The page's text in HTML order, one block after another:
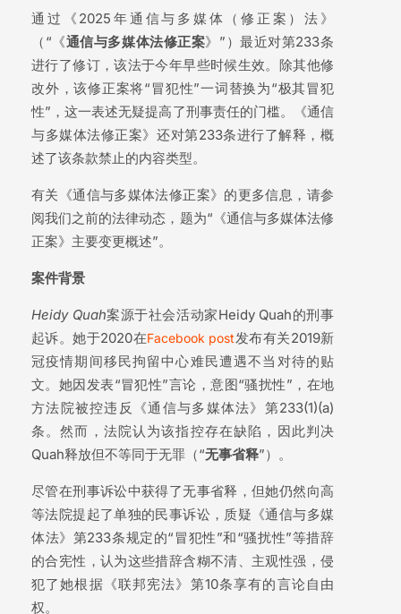
通过《2025年通信与多媒体（修正案）法》
（“《通信与多媒体法修正案》”）最近对第233条
进行了修订，该法于今年早些时候生效。除其他修
改外，该修正案将“冒犯性”一词替换为“极其冒犯
性”，这一表述无疑提高了刑事责任的门槛。《通信
与多媒体法修正案》还对第233条进行了解释，概
述了该条款禁止的内容类型。
有关《通信与多媒体法修正案》的更多信息，请参
阅我们之前的法律动态，题为“《通信与多媒体法修
正案》主要变更概述”。
案件背景
Heidy Quah案源于社会活动家Heidy Quah的刑事
起诉。她于2020在Facebook post发布有关2019新
冠疫情期间移民拘留中心难民遭遇不当对待的贴
文。她因发表“冒犯性”言论，意图“骚扰性”，在地
方法院被控违反《通信与多媒体法》第233(1)(a)
条。然而，法院认为该指控存在缺陷，因此判决
Quah释放但不等同于无罪（“无事省释”）。
尽管在刑事诉讼中获得了无事省释，但她仍然向高
等法院提起了单独的民事诉讼，质疑《通信与多媒
体法》第233条规定的“冒犯性”和“骚扰性”等措辞
的合宪性，认为这些措辞含糊不清、主观性强，侵
犯了她根据《联邦宪法》第10条享有的言论自由
权。